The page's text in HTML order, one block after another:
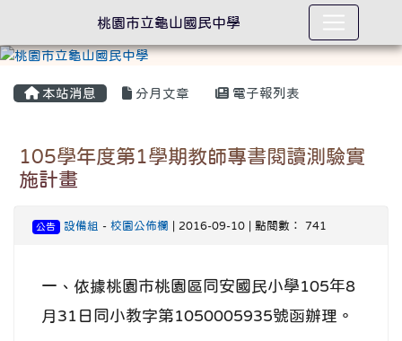
本站消息 分月文章 電子報列表
105學年度第1學期教師專書閱讀測驗實
施計畫
公告 設備組 - 校園公佈欄 | 2016-09-10 | 點閱數： 741
一、依據桃園市桃園區同安國民小學105年8
月31日同小教字第1050005935號函辦理。
桃園市立龜山國民中學